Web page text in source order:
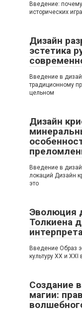
Введение:
исторических
Дизайн
эстетика
Введение в
традиционному
цельном
Дизайн
Введение в
локаций Дизайн
это
Эволюция
Толкиена
Введение Образ
культуру XX и
Создание
магии: